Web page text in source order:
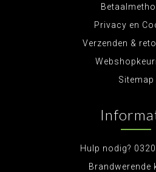
Privacy en
Verzenden &
Sitemap
Hulp nodig?
Brandwerende